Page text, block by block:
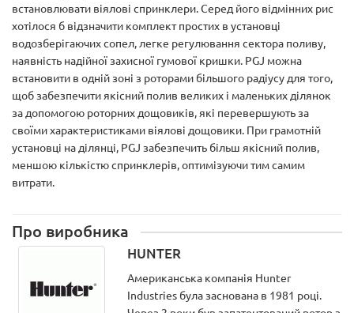
встановлювати віялові спринклери. Серед його відмінних рис
хотілося б відзначити комплект простих в установці
водозберігаючих сопел, легке регулювання сектора поливу,
наявність надійної захисної гумової кришки. PGJ можна
встановити в одній зоні з роторами більшого радіусу для того,
щоб забезпечити якісний полив великих і маленьких ділянок
за допомогою роторних дощовиків, які перевершують за
своїми характеристиками віялові дощовики. При грамотній
установці на ділянці, PGJ забезпечить більш якісний полив,
меншою кількістю спринклерів, оптимізуючи тим самим
витрати.
Про виробника
HUNTER
Американська компанія Hunter
Industries була заснована в 1981 році.